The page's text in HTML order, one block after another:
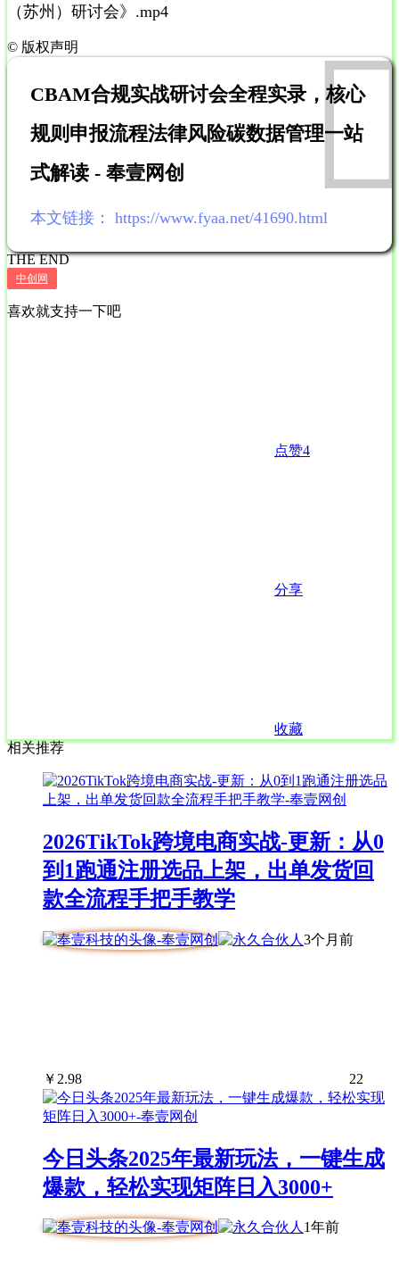
（苏州）研讨会》.mp4
© 版权声明
CBAM合规实战研讨会全程实录，核心
规则申报流程法律风险碳数据管理一站
式解读 - 奉壹网创
本文链接： https://www.fyaa.net/41690.html
THE END
中创网
喜欢就支持一下吧
点赞4
分享
收藏
相关推荐
2026TikTok跨境电商实战-更新：从0
到1跑通注册选品上架，出单发货回
款全流程手把手教学
3个月前
￥ 2.98 22
今日头条2025年最新玩法，一键生成
爆款，轻松实现矩阵日入3000+
1年前